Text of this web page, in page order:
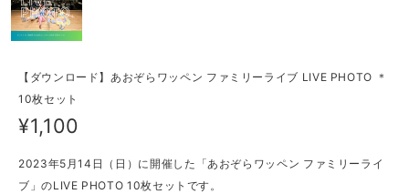
【ダウンロード】あおぞらワッペン ファミリーライブ LIVE PHOTO ＊
10枚セット
¥1,100
2023年5月14日（日）に開催した「あおぞらワッペン ファミリーライ
ブ」のLIVE PHOTO 10枚セットです。